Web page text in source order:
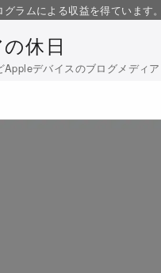
ラムによる収益を得ています
休日
デバイスのブログメディア